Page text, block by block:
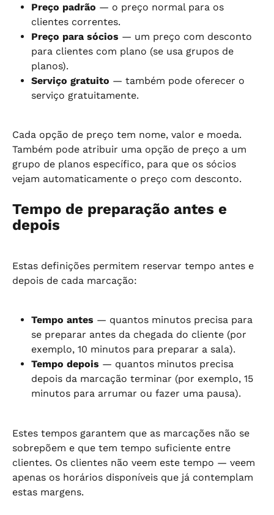
Preço padrão — o preço normal para os
clientes correntes.
Preço para sócios — um preço com desconto
para clientes com plano (se usa grupos de
planos).
Serviço gratuito — também pode oferecer o
serviço gratuitamente.
Cada opção de preço tem nome, valor e moeda.
Também pode atribuir uma opção de preço a um
grupo de planos específico, para que os sócios
vejam automaticamente o preço com desconto.
Tempo de preparação antes e
depois
Estas definições permitem reservar tempo antes e
depois de cada marcação:
Tempo antes — quantos minutos precisa para
se preparar antes da chegada do cliente (por
exemplo, 10 minutos para preparar a sala).
Tempo depois — quantos minutos precisa
depois da marcação terminar (por exemplo, 15
minutos para arrumar ou fazer uma pausa).
Estes tempos garantem que as marcações não se
sobrepõem e que tem tempo suficiente entre
clientes. Os clientes não veem este tempo — veem
apenas os horários disponíveis que já contemplam
estas margens.